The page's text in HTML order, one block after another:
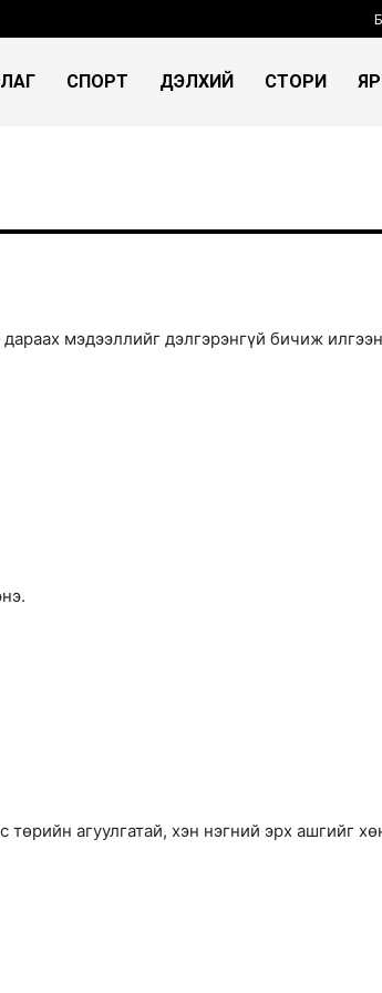
СПОРТ ДЭЛХИЙ СТОРИ
дараах мэдээллийг дэлгэрэнгүй бичиж
агуулгатай, хэн нэгний эрх ашгийг